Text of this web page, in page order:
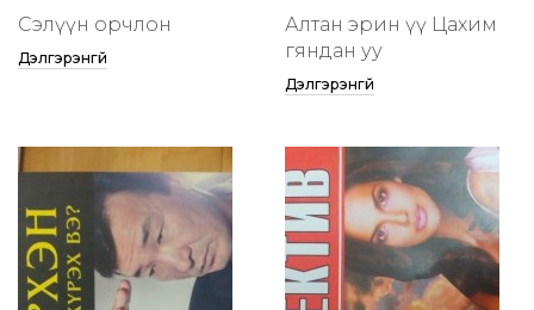
Сэлүүн орчлон
Дэлгэрэнгүй
Алтан эрин үү Цахим
гяндан уу
Дэлгэрэнгүй